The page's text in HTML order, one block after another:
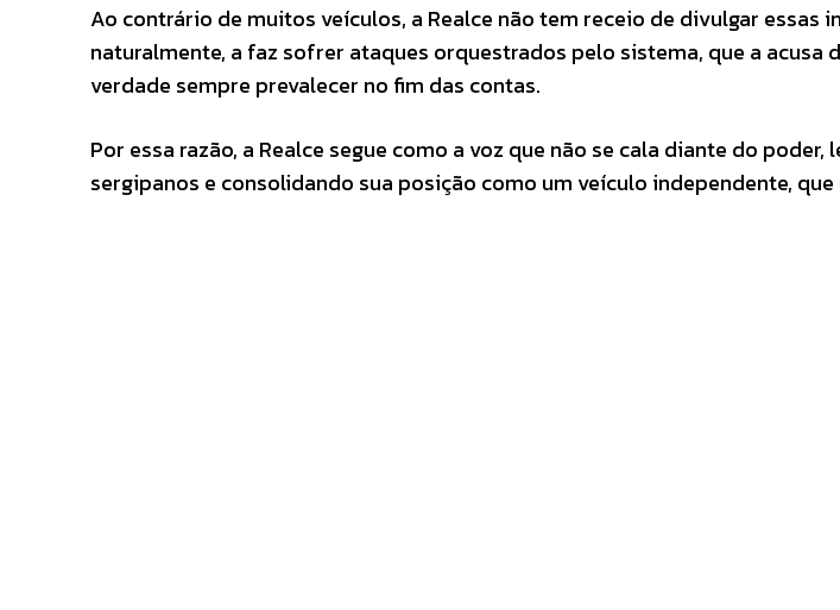
Ao contrário de muitos veículos, a Realce não tem receio de divulgar essas
naturalmente, a faz sofrer ataques orquestrados pelo sistema, que a acusa
verdade sempre prevalecer no fim das contas.
Por essa razão, a Realce segue como a voz que não se cala diante do
sergipanos e consolidando sua posição como um veículo independente, que